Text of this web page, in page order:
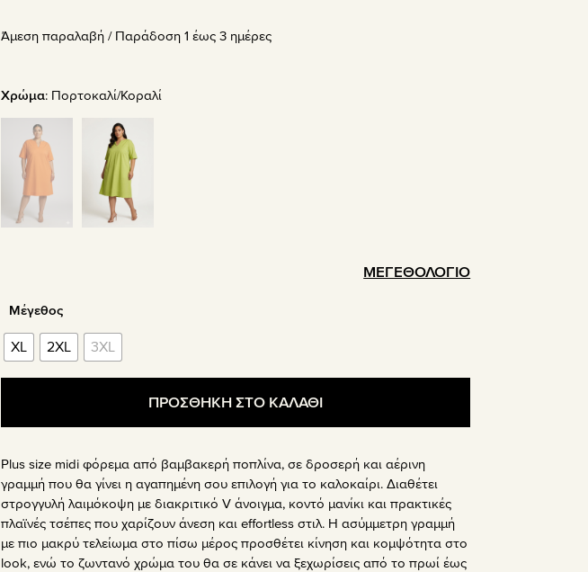
was:
τιμή
41.90€.
Άμεση παραλαβή / Παράδoση 1 έως 3 ημέρες
Χρώμα: Πορτοκαλί/Κοραλί
ΜΕΓΕΘΟΛΟΓΙΟ
Μέγεθος
XL 2XL 3XL
ΠΡΟΣΘΗΚΗ ΣΤΟ ΚΑΛΑΘΙ
Plus size midi φόρεμα από βαμβακερή ποπλίνα, σε δροσερή και αέρινη
γραμμή που θα γίνει η αγαπημένη σου επιλογή για το καλοκαίρι. Διαθέτει
στρογγυλή λαιμόκοψη με διακριτικό V άνοιγμα, κοντό μανίκι και πρακτικές
πλαϊνές τσέπες που χαρίζουν άνεση και effortless στιλ. Η ασύμμετρη γραμμή
με πιο μακρύ τελείωμα στο πίσω μέρος προσθέτει κίνηση και κομψότητα στο
look, ενώ το ζωντανό χρώμα του θα σε κάνει να ξεχωρίσεις από το πρωί έως